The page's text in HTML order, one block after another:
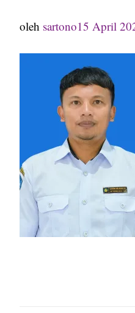
oleh sartono15 April